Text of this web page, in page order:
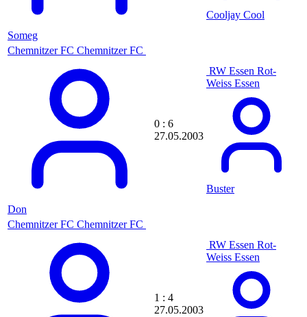
DerEchteFCN1900
DerFighter
DerFrager
DerSachse
DestroyDynamo
Destroyka
devil
Devsk1892
de|eMp3rioN
dhannort
Diablos
diavolinho
DiddyDank97
DieFlintenuschi
dieKampfwutz
DieTischkanteNo1
Die_Brat_Henne25
Diggler
diGitaL
Dimka16
Dirk Christofitzk
Dirk Karpenstein
Someg
Cooljay Cool
Chemnitzer FC Chemnitzer FC
Don
0 : 6
27.05.2003
RW Essen Rot-
Weiss Essen
Buster
Chemnitzer FC Chemnitzer FC
1 : 4
27.05.2003
RW Essen Rot-
Weiss Essen